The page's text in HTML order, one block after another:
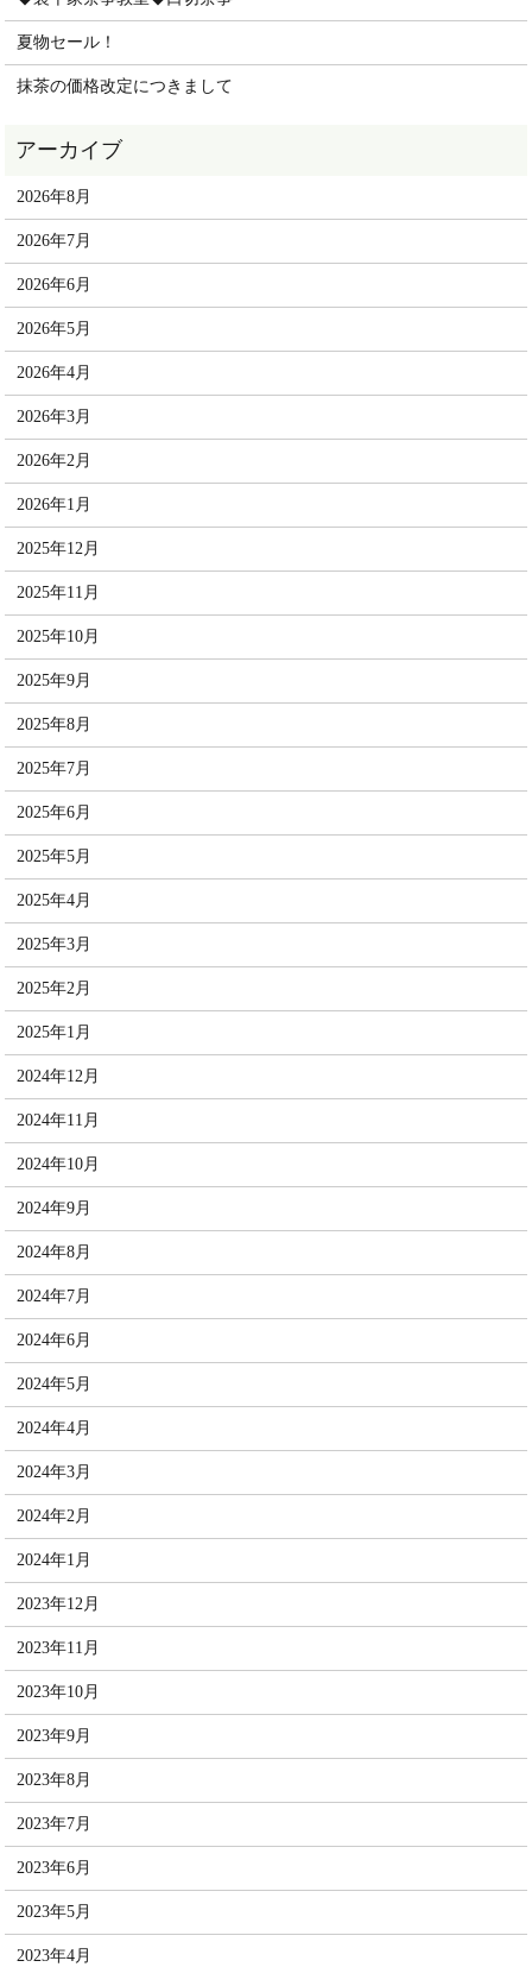
夏物セール！
抹茶の価格改定につきまして
2026年8月
2026年7月
2026年6月
2026年5月
2026年4月
2026年3月
2026年2月
2026年1月
2025年12月
2025年11月
2025年10月
2025年9月
2025年8月
2025年7月
2025年6月
2025年5月
2025年4月
2025年3月
2025年2月
2025年1月
2024年12月
2024年11月
2024年10月
2024年9月
2024年8月
2024年7月
2024年6月
2024年5月
2024年4月
2024年3月
2024年2月
2024年1月
2023年12月
2023年11月
2023年10月
2023年9月
2023年8月
2023年7月
2023年6月
2023年5月
2023年4月